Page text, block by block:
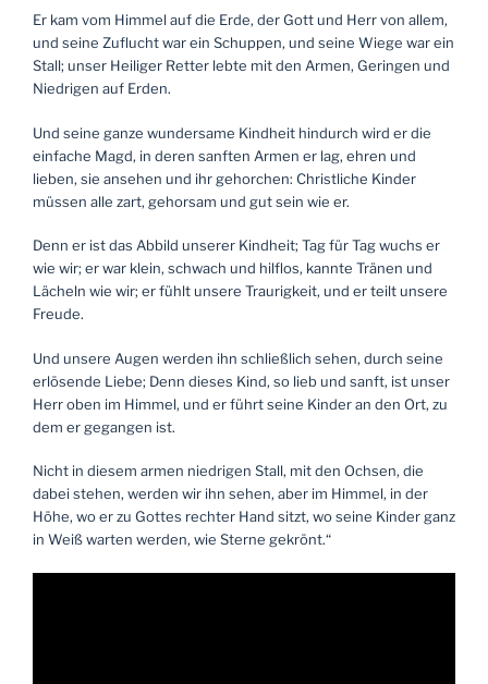
Er kam vom Himmel auf die Erde, der Gott und Herr von allem,
und seine Zuflucht war ein Schuppen, und seine Wiege war ein
Stall; unser Heiliger Retter lebte mit den Armen, Geringen und
Niedrigen auf Erden.
Und seine ganze wundersame Kindheit hindurch wird er die
einfache Magd, in deren sanften Armen er lag, ehren und
lieben, sie ansehen und ihr gehorchen: Christliche Kinder
müssen alle zart, gehorsam und gut sein wie er.
Denn er ist das Abbild unserer Kindheit; Tag für Tag wuchs er
wie wir; er war klein, schwach und hilflos, kannte Tränen und
Lächeln wie wir; er fühlt unsere Traurigkeit, und er teilt unsere
Freude.
Und unsere Augen werden ihn schließlich sehen, durch seine
erlösende Liebe; Denn dieses Kind, so lieb und sanft, ist unser
Herr oben im Himmel, und er führt seine Kinder an den Ort, zu
dem er gegangen ist.
Nicht in diesem armen niedrigen Stall, mit den Ochsen, die
dabei stehen, werden wir ihn sehen, aber im Himmel, in der
Höhe, wo er zu Gottes rechter Hand sitzt, wo seine Kinder ganz
in Weiß warten werden, wie Sterne gekrönt.“